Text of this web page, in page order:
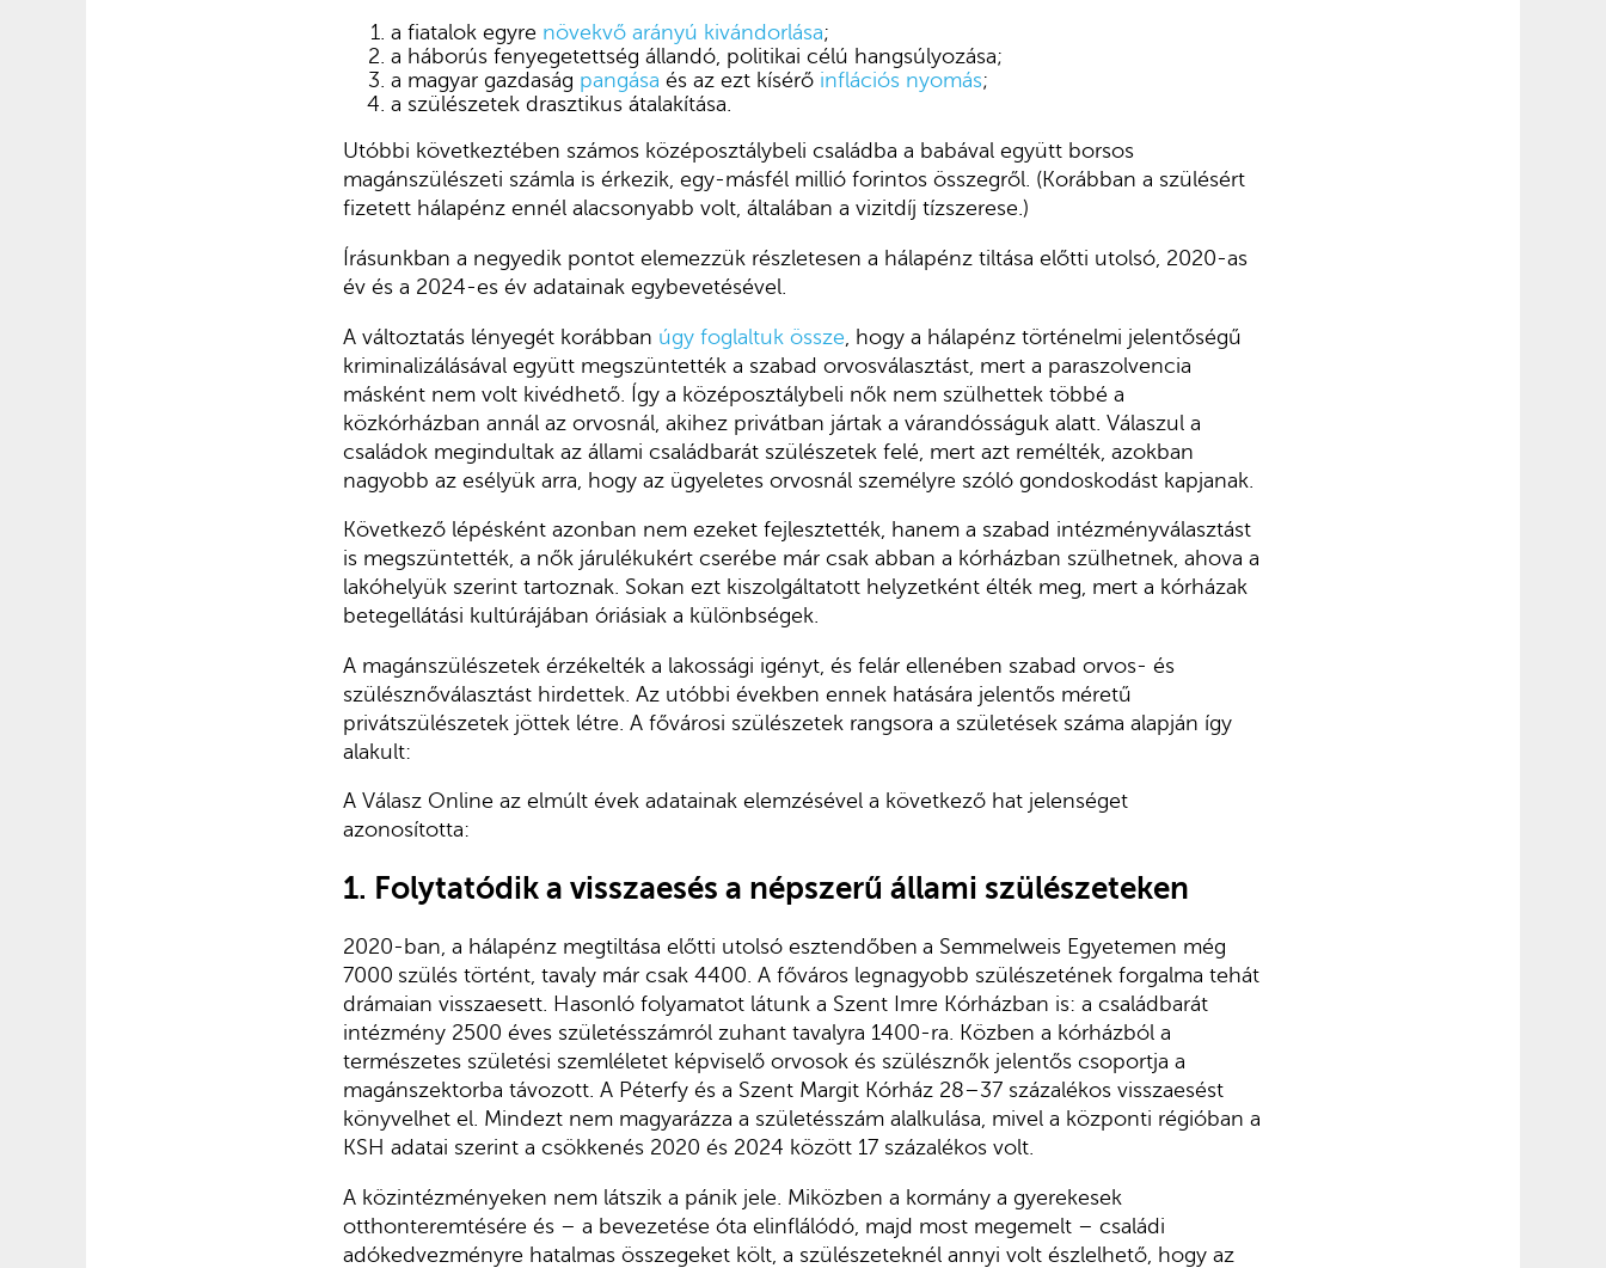
a fiatalok egyre növekvő arányú kivándorlása;
a háborús fenyegetettség állandó, politikai célú hangsúlyozása;
a magyar gazdaság pangása és az ezt kísérő inflációs nyomás;
a szülészetek drasztikus átalakítása.
Utóbbi következtében számos középosztálybeli családba a babával együtt borsos
magánszülészeti számla is érkezik, egy-másfél millió forintos összegről. (Korábban a szülésért
fizetett hálapénz ennél alacsonyabb volt, általában a vizitdíj tízszerese.)
Írásunkban a negyedik pontot elemezzük részletesen a hálapénz tiltása előtti utolsó, 2020-as
év és a 2024-es év adatainak egybevetésével.
A változtatás lényegét korábban úgy foglaltuk össze , hogy a hálapénz történelmi jelentőségű
kriminalizálásával együtt megszüntették a szabad orvosválasztást, mert a paraszolvencia
másként nem volt kivédhető. Így a középosztálybeli nők nem szülhettek többé a
közkórházban annál az orvosnál, akihez privátban jártak a várandósságuk alatt. Válaszul a
családok megindultak az állami családbarát szülészetek felé, mert azt remélték, azokban
nagyobb az esélyük arra, hogy az ügyeletes orvosnál személyre szóló gondoskodást kapjanak.
Következő lépésként azonban nem ezeket fejlesztették, hanem a szabad intézményválasztást
is megszüntették, a nők járulékukért cserébe már csak abban a kórházban szülhetnek, ahova a
lakóhelyük szerint tartoznak. Sokan ezt kiszolgáltatott helyzetként élték meg, mert a kórházak
betegellátási kultúrájában óriásiak a különbségek.
A magánszülészetek érzékelték a lakossági igényt, és felár ellenében szabad orvos- és
szülésznőválasztást hirdettek. Az utóbbi években ennek hatására jelentős méretű
privátszülészetek jöttek létre. A fővárosi szülészetek rangsora a születések száma alapján így
alakult:
A Válasz Online az elmúlt évek adatainak elemzésével a következő hat jelenséget
azonosította:
1. Folytatódik a visszaesés a népszerű állami szülészeteken
2020-ban, a hálapénz megtiltása előtti utolsó esztendőben a Semmelweis Egyetemen még
7000 szülés történt, tavaly már csak 4400. A főváros legnagyobb szülészetének forgalma tehát
drámaian visszaesett. Hasonló folyamatot látunk a Szent Imre Kórházban is: a családbarát
intézmény 2500 éves születésszámról zuhant tavalyra 1400-ra. Közben a kórházból a
természetes születési szemléletet képviselő orvosok és szülésznők jelentős csoportja a
magánszektorba távozott. A Péterfy és a Szent Margit Kórház 28–37 százalékos visszaesést
könyvelhet el. Mindezt nem magyarázza a születésszám alalkulása, mivel a központi régióban a
KSH adatai szerint a csökkenés 2020 és 2024 között 17 százalékos volt.
A közintézményeken nem látszik a pánik jele. Miközben a kormány a gyerekesek
otthonteremtésére és – a bevezetése óta elinflálódó, majd most megemelt – családi
adókedvezményre hatalmas összegeket költ, a szülészeteknél annyi volt észlelhető, hogy az